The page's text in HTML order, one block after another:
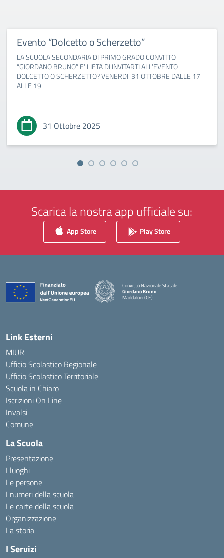
Evento “Dolcetto o Scherzetto”
LA SCUOLA SECONDARIA DI PRIMO GRADO CONVITTO
“GIORDANO BRUNO” E’ LIETA DI INVITARTI ALL’EVENTO
DOLCETTO O SCHERZETTO? VENERDI’ 31 OTTOBRE DALLE 17
ALLE 19
31 Ottobre 2025
Scarica la nostra app ufficiale su:
App Store Play Store
Convitto Nazionale Statale
Giordano Bruno
Maddaloni (CE)
Link Esterni
MIUR
Ufficio Scolastico Regionale
Ufficio Scolastico Territoriale
Scuola in Chiaro
Iscrizioni On Line
Invalsi
Comune
La Scuola
Presentazione
I luoghi
Le persone
I numeri della scuola
Le carte della scuola
Organizzazione
La storia
I Servizi